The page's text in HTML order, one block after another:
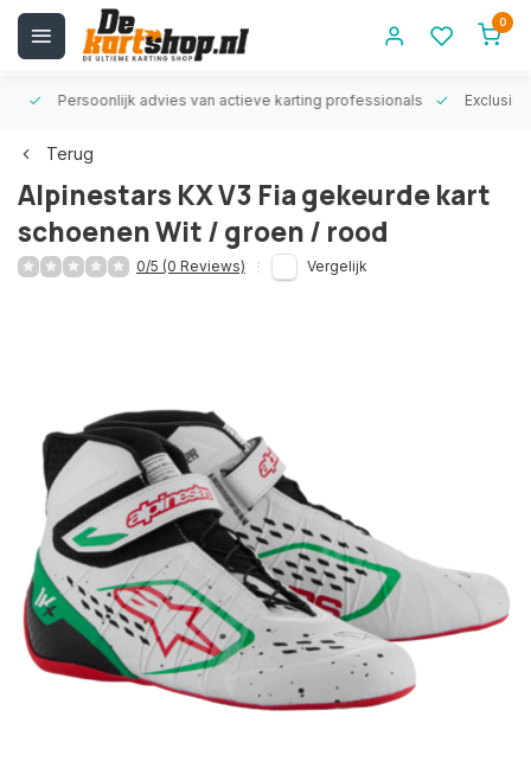
0
Persoonlijk advies van actieve karting professionals
Terug
Alpinestars KX V3 Fia gekeurde kart
schoenen Wit / groen / rood
0/5 (0 Reviews) Vergelijk